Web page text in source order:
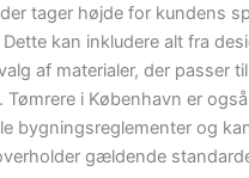
tager højde for kundens
kan inkludere alt fra
af materialer, der passer
Tømrere i København er
bygningsreglementer og
gældende